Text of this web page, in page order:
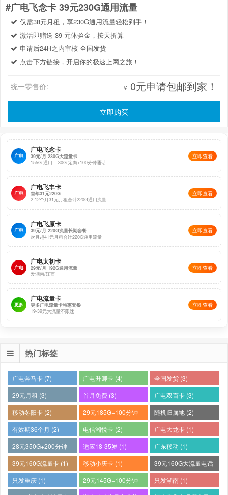
#广电飞念卡 39元230G通用流量
仅需38元月租，享230G通用流量轻松到手！
激活即赠送 39 元体验金，按天折算
申请后24H之内审核 全国发货
点击下方链接，开启你的极速上网之旅！
￥ 0元申请包邮到家！
统一零售价:
立即购买
广电
广电飞念卡
39元/月 230G大流量卡
155G 通用 + 30G 定向+100分钟通话
立即查看
广电
广电飞丰卡
首年31元220G
2-12个月31元月租合计220G通用流量
立即查看
广电
广电飞原卡
39元/月 220G流量长期套餐
次月起41元月租合计220G通用流量
立即查看
广电
广电太初卡
29元/月 192G通用流量
发湖南/江西
立即查看
更多
广电流量卡
更多广电流量卡特惠套餐
19-39元大流量不限速
立即查看
热门标签
广电奔马卡 (7) 广电升卿卡 (4)
全国发货 (3)
29元月租 (3)
首月免费 (3)
广电双百卡 (3)
移动冬阳卡 (2)
29元185G+100分钟
(2)
随机归属地 (2)
有效期36个月 (2)
电信湘悦卡 (2)
广电大龙卡 (1)
28元350G+200分钟
(1)
适应18-35岁 (1)
广东移动 (1)
39元160G流量卡 (1)
移动小庆卡 (1)
39元160G大流量电话
卡 (1)
只发重庆 (1)
29元145G+100分钟
只发湖南 (1)